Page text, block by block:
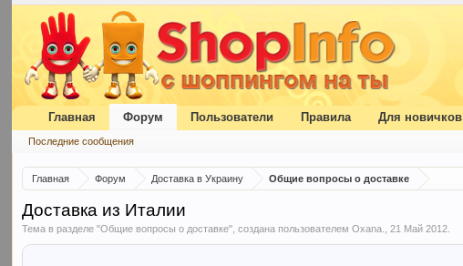
Главная Форум Доставка в Украину Общие вопросы о доставке
Доставка из Италии
Тема в разделе "Общие вопросы о доставке", создана пользователемOxana. ,21 Май 2012
Главная Форум
Последние сообщения
Пользователи Правила Для новичков